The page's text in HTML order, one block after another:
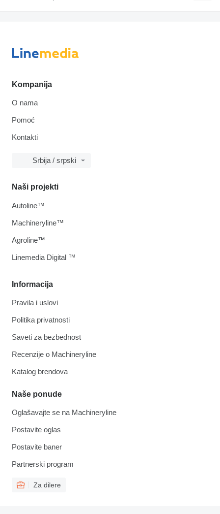
Kompanija
O nama
Pomoć
Kontakti
Srbija / srpski
Informacija
Pravila i uslovi
Politika privatnosti
Saveti za bezbednost
Recenzije o Machineryline
Katalog brendova
Naše ponude
Oglašavajte se na Machineryline
Postavite oglas
Postavite baner
Partnerski program
Za dilere
Naši projekti
Autoline™
Machineryline™
Agroline™
Linemedia Digital ™